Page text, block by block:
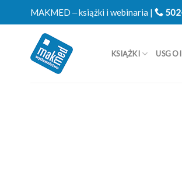
MAKMED ‒ książki i webinaria |
KSIĄŻKI USG